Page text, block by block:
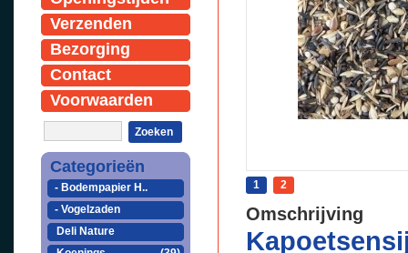
Verzenden
Bezorging
Contact
Voorwaarden
Zoeken
Categorieën
- Bodempapier H..
- Vogelzaden
Deli Nature
1 2
Omschrijving